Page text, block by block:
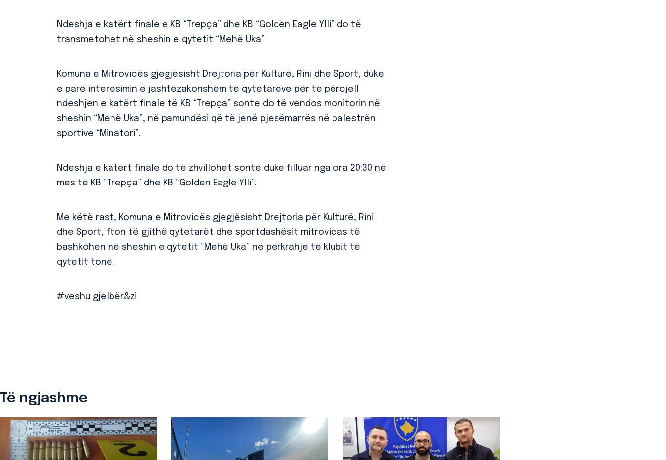
Ndeshja e katërt finale e KB “Trepça” dhe KB “Golden Eagle Ylli” do të
transmetohet në sheshin e qytetit “Mehë Uka”
Komuna e Mitrovicës gjegjësisht Drejtoria për Kulturë, Rini dhe Sport, duke
e parë interesimin e jashtëzakonshëm të qytetarëve për të përcjell
ndeshjen e katërt finale të KB “Trepça” sonte do të vendos monitorin në
sheshin “Mehë Uka”, në pamundësi që të jenë pjesëmarrës në palestrën
sportive “Minatori”.
Ndeshja e katërt finale do të zhvillohet sonte duke filluar nga ora 20:30 në
mes të KB “Trepça” dhe KB “Golden Eagle Ylli”.
Me këtë rast, Komuna e Mitrovicës gjegjësisht Drejtoria për Kulturë, Rini
dhe Sport, fton të gjithë qytetarët dhe sportdashësit mitrovicas të
bashkohen në sheshin e qytetit “Mehë Uka” në përkrahje të klubit të
qytetit tonë.
#veshu gjelbër&zi
Të ngjashme